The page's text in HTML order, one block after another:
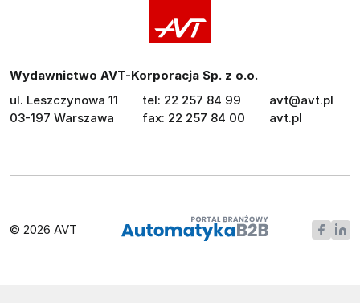
Wydawnictwo AVT-Korporacja Sp. z o.o.
ul. Leszczynowa 11
03-197 Warszawa
tel: 22 257 84 99
fax: 22 257 84 00
avt@avt.pl
avt.pl
© 2026 AVT